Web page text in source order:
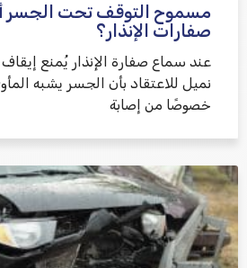
مسموح التوقف تحت الجسر
صفارات الإنذار؟
عند سماع صفارة الإنذار يُمنع
نميل للاعتقاد بأن الجسر يشبه
خصوصًا من إصابة